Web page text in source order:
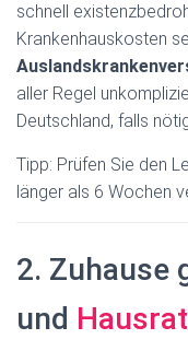
schnell
Krankenhauskosten
aller Regel
Deutschland, falls
Tipp: Prüfen Sie den
länger als 6 Wochen
2. Zuhause
und